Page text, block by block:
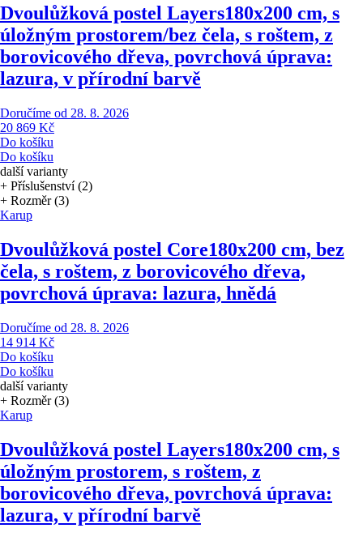
Dvoulůžková postel Layers180x200 cm, s
úložným prostorem/bez čela, s roštem, z
borovicového dřeva, povrchová úprava:
lazura, v přírodní barvě
Doručíme od 28. 8. 2026
20 869 Kč
Do košíku
Do košíku
další varianty
+ Příslušenství (2)
+ Rozměr (3)
Karup
Dvoulůžková postel Core180x200 cm, bez
čela, s roštem, z borovicového dřeva,
povrchová úprava: lazura, hnědá
Doručíme od 28. 8. 2026
14 914 Kč
Do košíku
Do košíku
další varianty
+ Rozměr (3)
Karup
Dvoulůžková postel Layers180x200 cm, s
úložným prostorem, s roštem, z
borovicového dřeva, povrchová úprava:
lazura, v přírodní barvě